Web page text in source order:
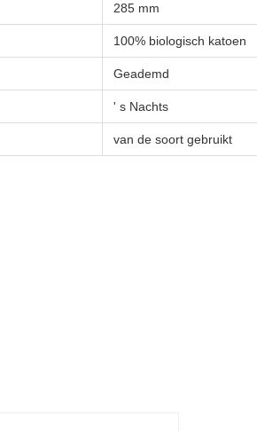
285 mm
100% biologisch katoen
Geademd
' s Nachts
van de soort gebruikt